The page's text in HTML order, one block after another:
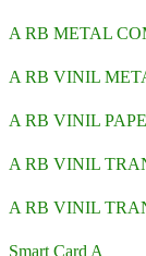
A RB METAL
A RB VINIL
A RB VINIL
A RB VINIL
A RB VINIL
Smart Card A